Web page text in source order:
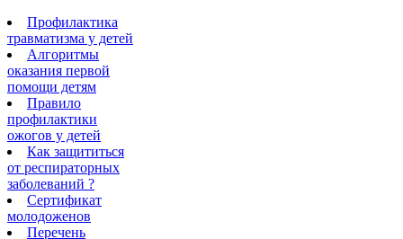
Профилактика
травматизма у детей
Алгоритмы
оказания первой
помощи детям
Правило
профилактики
ожогов у детей
Как защититься
от респираторных
заболеваний ?
Сертификат
молодоженов
Перечень